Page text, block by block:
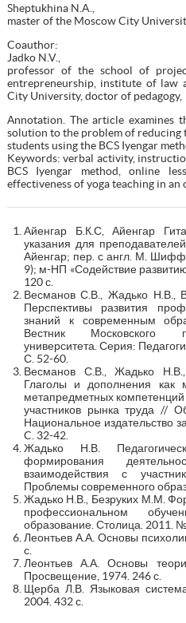
Sheptukhina N.A.,
master of the Moscow City
Coauthor:
Jadko N.V.,
professor of the school of
entrepreneurship, institute of law
City University, doctor of pedagogy,
Аnnotation. The article examines
solution to the problem of reducing
students using the BCS Iyengar
Keywords: verbal activity,
BCS Iyengar method, online
effectiveness of yoga teaching in an
Айенгар Б.К.С, Айенгар
указания для
Айенгар; пер. с англ. М.
9); м-НП «Содействие
120 с.
Весманов С.В., Жадько Н.В.,
Перспективы развития
знаний к современным
Вестник Московского
университета. Серия:
С. 52-60.
Весманов С.В., Жадько
Глаголы и дополнения как
метапредметных
участников рынка труда //
Национальное издательство
C. 32-42.
Жадько Н.В.
формирования
взаимодействия с
Проблемы современного
Жадько Н.В., Безруких М.М.
профессиональном
образование. Столица. 2011.
Леонтьев А.А. Основы
с.
Леонтьев А.А. Основы
Просвещение, 1974. 246 с.
Щерба Л.В. Языковая
2004. 432 с.